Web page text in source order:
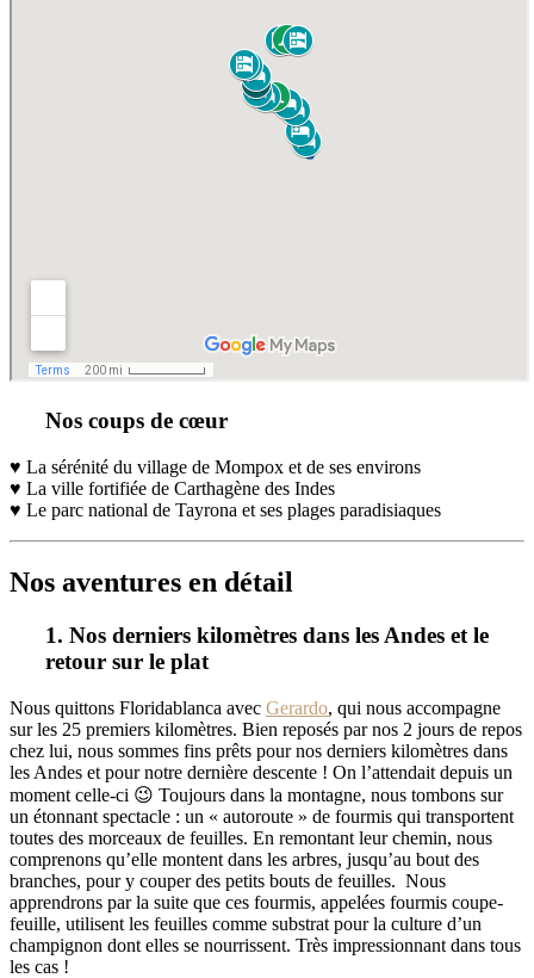
Nos coups de cœur
♥ La sérénité du village de Mompox et de ses environs
♥ La ville fortifiée de Carthagène des Indes
♥ Le parc national de Tayrona et ses plages paradisiaques
Nos aventures en détail
1. Nos derniers kilomètres dans les Andes et le
retour sur le plat
Nous quittons Floridablanca avec Gerardo, qui nous accompagne
sur les 25 premiers kilomètres. Bien reposés par nos 2 jours de repos
chez lui, nous sommes fins prêts pour nos derniers kilomètres dans
les Andes et pour notre dernière descente ! On l’attendait depuis un
moment celle-ci 😉 Toujours dans la montagne, nous tombons sur
un étonnant spectacle : un « autoroute » de fourmis qui transportent
toutes des morceaux de feuilles. En remontant leur chemin, nous
comprenons qu’elle montent dans les arbres, jusqu’au bout des
branches, pour y couper des petits bouts de feuilles. Nous
apprendrons par la suite que ces fourmis, appelées fourmis coupe-
feuille, utilisent les feuilles comme substrat pour la culture d’un
champignon dont elles se nourrissent. Très impressionnant dans tous
les cas !